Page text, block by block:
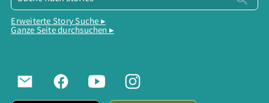
Erweiterte Story Suche ▸
Ganze Seite durchsuchen ▸